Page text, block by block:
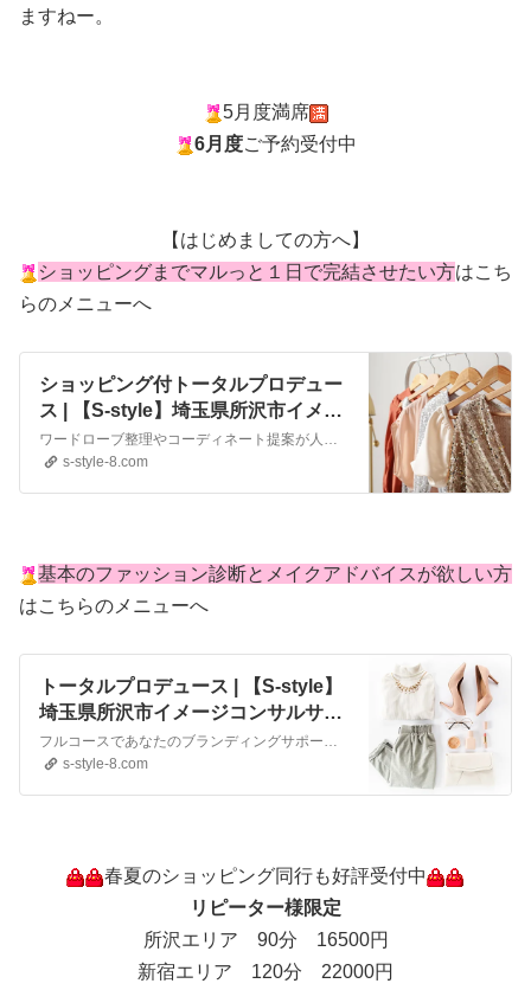
ますねー。
5月度満席
6月度ご予約受付中
【はじめましての方へ】
ショッピングまでマルっと１日で完結させたい方はこち
らのメニューへ
ショッピング付トータルプロデュー
ス | 【S-style】埼玉県所沢市イメー
ジコンサルサロン
s-style-8.com
基本のファッション診断とメイクアドバイスが欲しい方
はこちらのメニューへ
トータルプロデュース | 【S-style】
埼玉県所沢市イメージコンサルサロ
ン
s-style-8.com
春夏のショッピング同行も好評受付中
リピーター様限定
所沢エリア 90分 16500円
新宿エリア 120分 22000円